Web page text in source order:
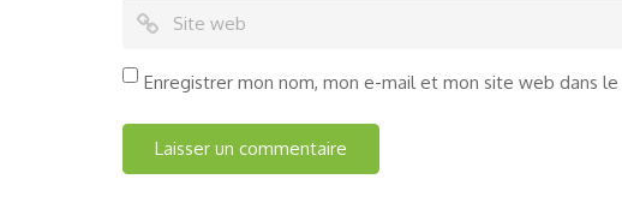
Enregistrer mon nom, mon e-mail et mon site web dans